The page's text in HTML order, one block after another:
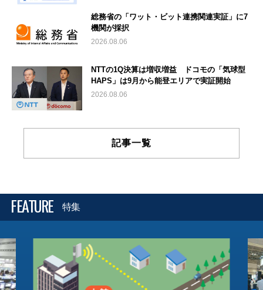
総務省の「ワット・ビット連携関連実証」に7
機関が採択
2026.08.06
NTTの1Q決算は増収増益 ドコモの「気球型
HAPS」は9月から能登エリアで実証開始
2026.08.06
記事一覧
FEATURE 特集